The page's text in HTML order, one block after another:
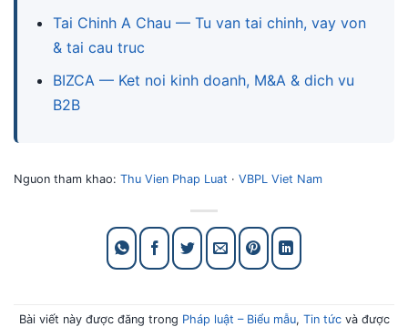
Tai Chinh A Chau — Tu van tai chinh, vay von
& tai cau truc
BIZCA — Ket noi kinh doanh, M&A & dich vu
B2B
Nguon tham khao: Thu Vien Phap Luat · VBPL Viet Nam
Bài viết này được đăng trong Pháp luật – Biểu mẫu, Tin tứcvà được